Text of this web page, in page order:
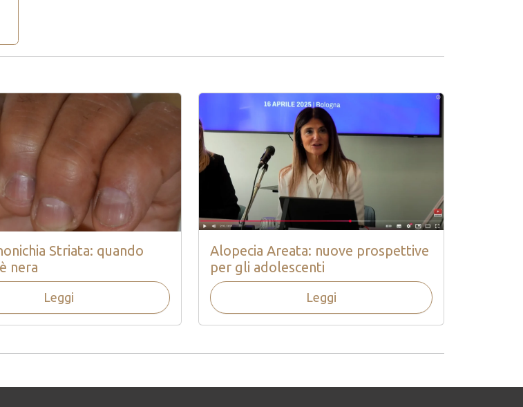
Striata: quando
nera
Leggi
Alopecia Areata: nuove prospettive
per gli adolescenti
Leggi